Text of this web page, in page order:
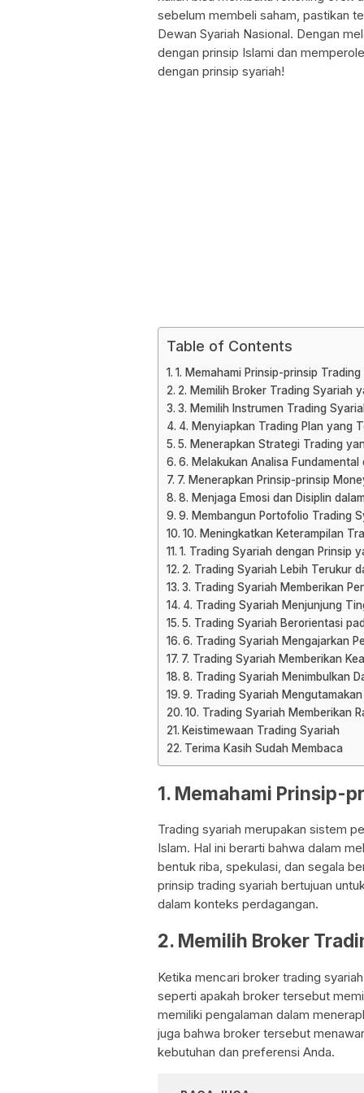
sebelum membeli saham, pastikan
Dewan Syariah Nasional. Dengan
dengan prinsip Islami dan
dengan prinsip syariah!
Table of Contents
1. Memahami Prinsip-prinsip
2. Memilih Broker Trading Syariah
3. Memilih Instrumen Trading
4. Menyiapkan Trading Plan yang
5. Menerapkan Strategi Trading
6. Melakukan Analisa
7. Menerapkan Prinsip-prinsip
8. Menjaga Emosi dan Disiplin
9. Membangun Portofolio Trading
10. Meningkatkan Keterampilan
1. Trading Syariah dengan Prinsip
2. Trading Syariah Lebih Terukur
3. Trading Syariah Memberikan
4. Trading Syariah Menjunjung
5. Trading Syariah Berorientasi
6. Trading Syariah Mengajarkan
7. Trading Syariah Memberikan
8. Trading Syariah Menimbulkan
9. Trading Syariah
10. Trading Syariah Memberikan
Keistimewaan Trading Syariah
Terima Kasih Sudah Membaca
1. Memahami Prinsip-
Trading syariah merupakan sistem
Islam. Hal ini berarti bahwa dalam
bentuk riba, spekulasi, dan segala
prinsip trading syariah bertujuan
dalam konteks perdagangan.
2. Memilih Broker
Ketika mencari broker trading
seperti apakah broker tersebut
memiliki pengalaman dalam
juga bahwa broker tersebut
kebutuhan dan preferensi Anda.